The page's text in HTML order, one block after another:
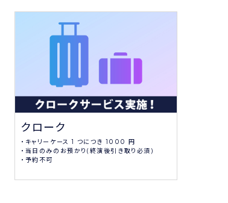
クローク
・キャリーケース 1 つにつき 1000 円
・当日のみのお預かり(終演後引き取り必須)
・予約不可